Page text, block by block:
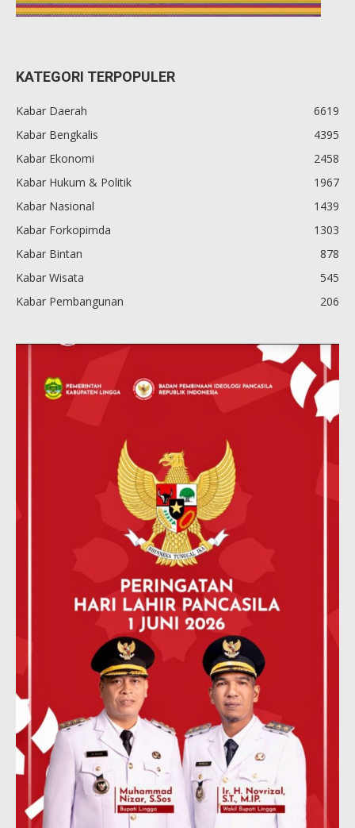
KATEGORI TERPOPULER
Kabar Daerah
6619
Kabar Bengkalis
4395
Kabar Ekonomi
2458
Kabar Hukum & Politik
1967
Kabar Nasional
1439
Kabar Forkopimda
1303
Kabar Bintan
878
Kabar Wisata
545
Kabar Pembangunan
206